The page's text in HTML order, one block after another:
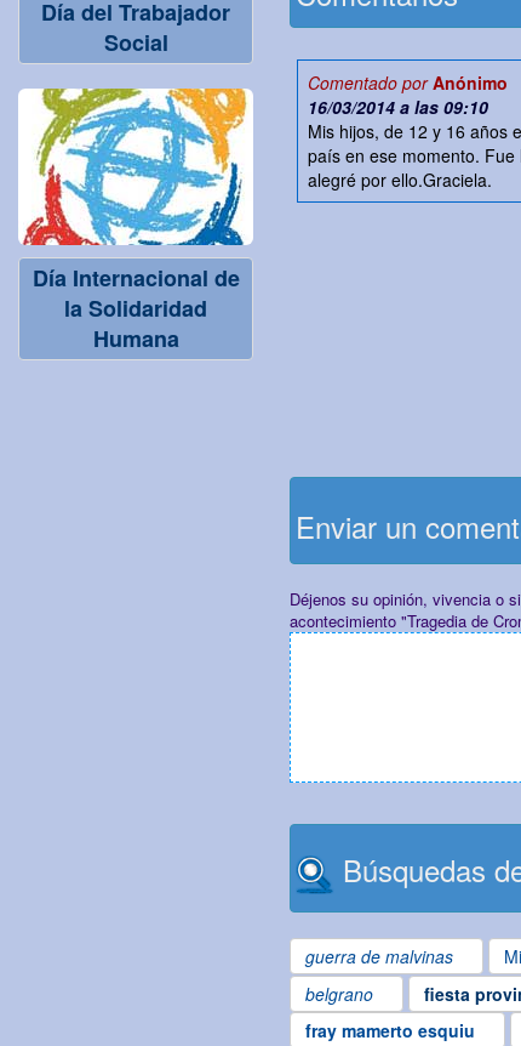
Día del Trabajador
Social
Día Internacional de
la Solidaridad
Humana
Comentado porAnónimo
16/03/2014 a las 09:10
Mis hijos, de 12 y 16 años
país en ese momento.
alegré por ello.Graciela.
Enviar un
Déjenos su opinión, vivencia o
acontecimiento "Tragedia de
Búsquedas
guerra de malvinas
belgrano
fiesta
fray mamerto esquiu